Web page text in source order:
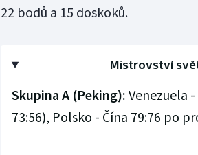
22 bodů a 15 doskoků.
Mistrovství
Skupina A (Peking): Venezuela
73:56), Polsko - Čína 79:76 po